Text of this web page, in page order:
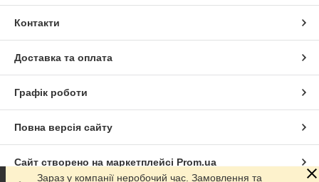
Контакти
Доставка та оплата
Графік роботи
Повна версія сайту
Сайт створено на маркетплейсі Prom.ua
Зараз у компанії неробочий час. Замовлення та